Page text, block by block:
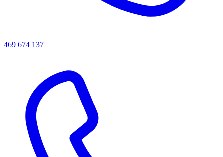
469 674 137